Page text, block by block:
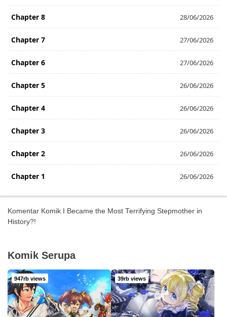
Chapter 8 28/06/2026
Chapter 7 27/06/2026
Chapter 6 27/06/2026
Chapter 5 26/06/2026
Chapter 4 26/06/2026
Chapter 3 26/06/2026
Chapter 2 26/06/2026
Chapter 1 26/06/2026
Komentar Komik I Became the Most Terrifying Stepmother in
History?!
Komik Serupa
947rb views 39rb views